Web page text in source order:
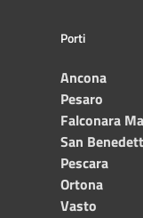
Porti
Ancona
Pesaro
Falconara
San
Pescara
Ortona
Vasto